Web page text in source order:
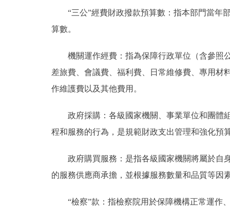
“三公”經費財政撥款預算數：指本部門當年部
算數。
機關運作經費：指為保障行政單位（含參照公
差旅費、會議費、福利費、日常維修費、專用材
作維護費以及其他費用。
政府採購：各級國家機關、事業單位和團體組
程和服務的行為，是規範財政支出管理和強化預
政府購買服務：是指各級國家機關將屬於自身
的服務供應商承擔，並根據服務數量和品質等因
“檢察”款：指檢察院用於保障機構正常運作